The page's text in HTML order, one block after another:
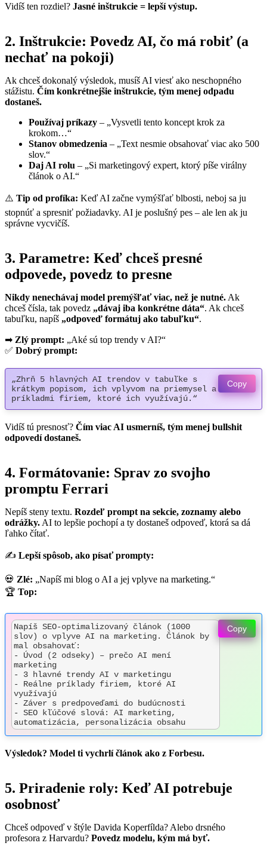
Vidíš ten rozdiel? Jasné inštrukcie = lepší výstup.
2. Inštrukcie: Povedz AI, čo má robiť (a
nechať na pokoji)
Ak chceš dokonalý výsledok, musíš AI viesť ako neschopného
stážistu. Čím konkrétnejšie inštrukcie, tým menej odpadu
dostaneš.
Používaj príkazy – „Vysvetli tento koncept krok za
krokom…“
Stanov obmedzenia – „Text nesmie obsahovať viac ako 500
slov.“
Daj AI rolu – „Si marketingový expert, ktorý píše virálny
článok o AI.“
⚠️ Tip od profíka: Keď AI začne vymýšľať blbosti, neboj sa ju
stopnúť a spresniť požiadavky. AI je poslušný pes – ale len ak ju
správne vycvičíš.
3. Parametre: Keď chceš presné
odpovede, povedz to presne
Nikdy nenechávaj model premýšľať viac, než je nutné. Ak
chceš čísla, tak povedz „dávaj iba konkrétne dáta“. Ak chceš
tabuľku, napíš „odpoveď formátuj ako tabuľku“.
➡ Zlý prompt: „Aké sú top trendy v AI?“
✅ Dobrý prompt:
„Zhrň 5 hlavných AI trendov v tabuľke s
krátkym popisom, ich vplyvom na priemysel a
príkladmi firiem, ktoré ich využívajú.“
Copy
Vidíš tú presnosť? Čím viac AI usmerníš, tým menej bullshit
odpovedí dostaneš.
4. Formátovanie: Sprav zo svojho
promptu Ferrari
Nepíš steny textu. Rozdeľ prompt na sekcie, zoznamy alebo
odrážky. AI to lepšie pochopí a ty dostaneš odpoveď, ktorá sa dá
ľahko čítať.
✍ Lepší spôsob, ako písať prompty:
💀 Zlé: „Napíš mi blog o AI a jej vplyve na marketing.“
🏆 Top:
Napíš SEO-optimalizovaný článok (1000
slov) o vplyve AI na marketing. Článok by
mal obsahovať:
- Úvod (2 odseky) – prečo AI mení
marketing
- 3 hlavné trendy AI v marketingu
- Reálne príklady firiem, ktoré AI
využívajú
- Záver s predpoveďami do budúcnosti
- SEO kľúčové slová: AI marketing,
Copy
Výsledok? Model ti vychrlí článok ako z Forbesu.
5. Priradenie roly: Keď AI potrebuje
osobnosť
Chceš odpoveď v štýle Davida Koperfílda? Alebo drsného
profesora z Harvardu? Povedz modelu, kým má byť.